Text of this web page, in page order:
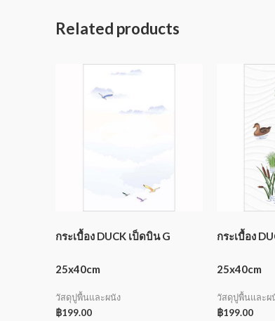
Related products
กระเบื้อง DUCK เป็ดบิน G
25x40cm
วัสดุปูพื้นและผนัง
฿199.00
กระเบื้อง
25x40cm
วัสดุปูพื้นและผ
฿199.00